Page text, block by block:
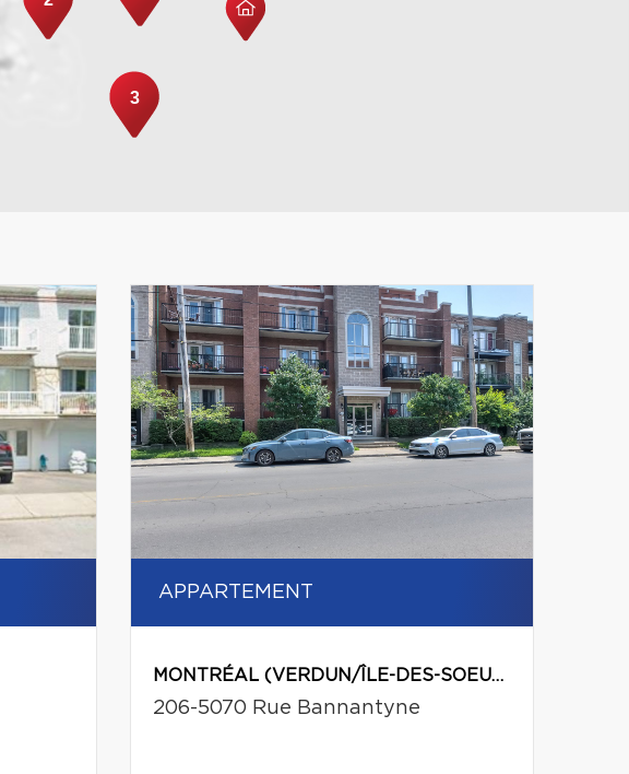
3
Leaflet|© MapTiler© OpenStreetMap contributors
APPARTEMENT
MONTRÉAL (VERDUN/ÎLE-DES-SOEURS)
206-5070 Rue Bannantyne